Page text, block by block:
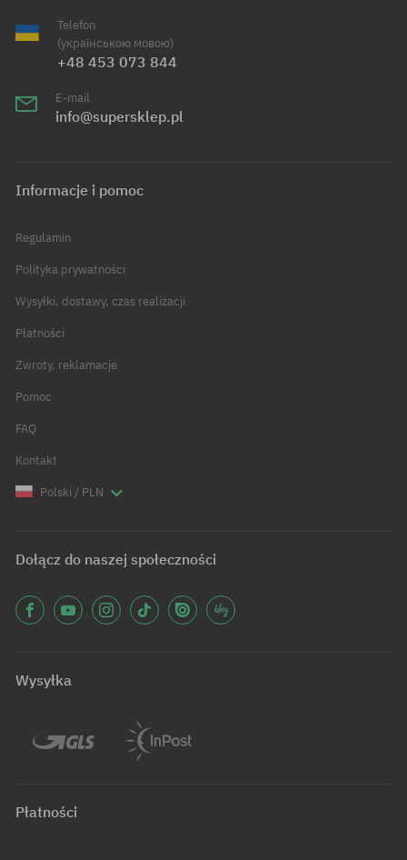
Telefon
(українською мовою)
+48 453 073 844
E-mail
info@supersklep.pl
Informacje i pomoc
Regulamin
Polityka prywatności
Wysyłki, dostawy, czas realizacji
Płatności
Zwroty, reklamacje
Pomoc
FAQ
Kontakt
Polski / PLN
Dołącz do naszej społeczności
Wysyłka
Płatności